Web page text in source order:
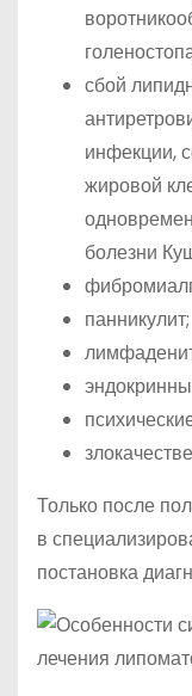
сбой
инфекции,
жировой
болезни
панникулит;
Только после
в
постановка